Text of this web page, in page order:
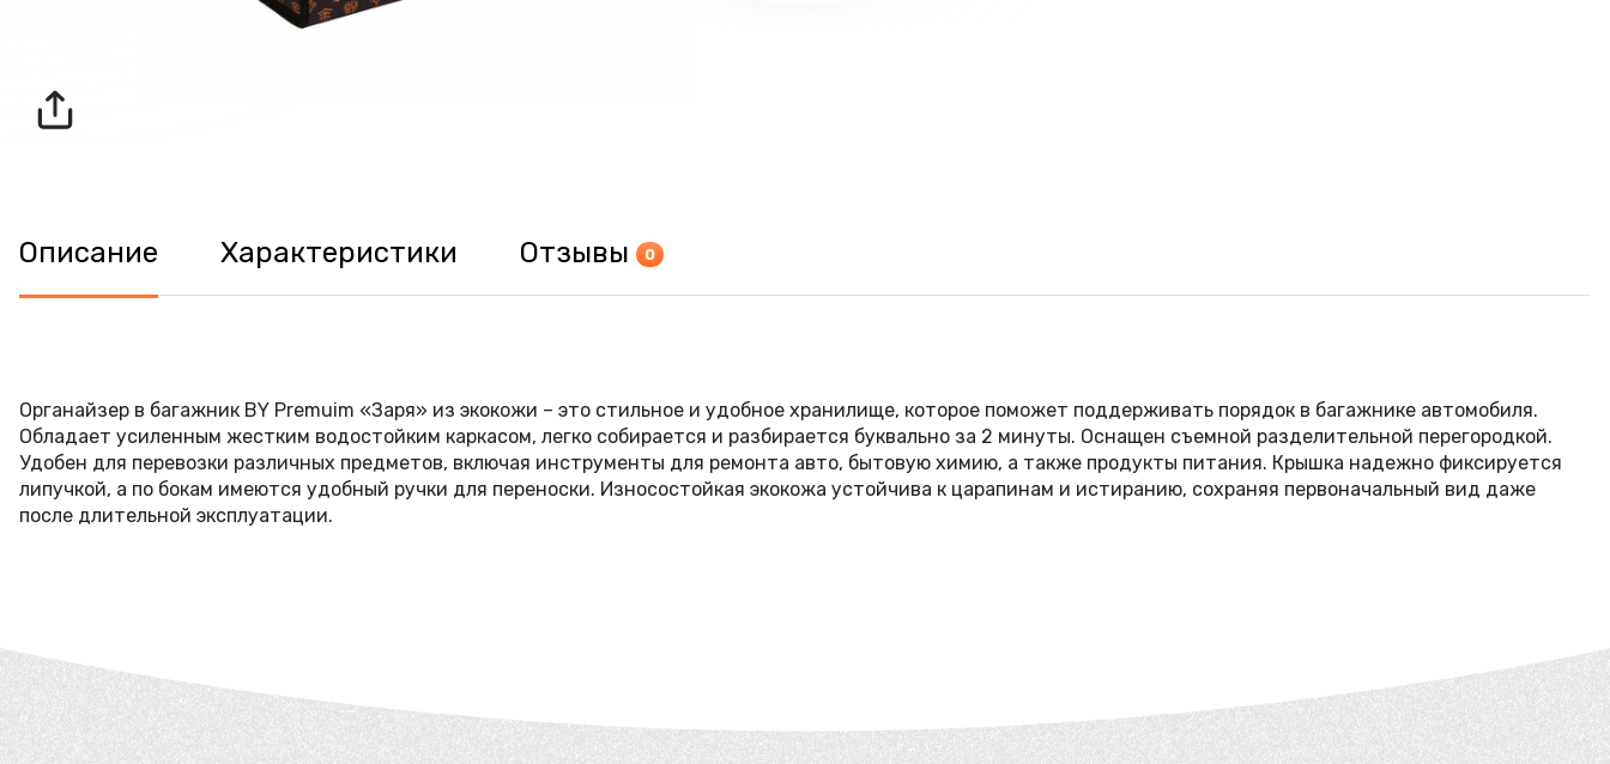
Описание Характеристики Отзывы 0
Органайзер в багажник BY Premuim «Заря» из экокожи – это стильное и удобное хранилище, которое поможет поддерживать порядок в багажнике автомобиля.
Обладает усиленным жестким водостойким каркасом, легко собирается и разбирается буквально за 2 минуты. Оснащен съемной разделительной перегородкой.
Удобен для перевозки различных предметов, включая инструменты для ремонта авто, бытовую химию, а также продукты питания. Крышка надежно фиксируется
липучкой, а по бокам имеются удобный ручки для переноски. Износостойкая экокожа устойчива к царапинам и истиранию, сохраняя первоначальный вид даже
после длительной эксплуатации.